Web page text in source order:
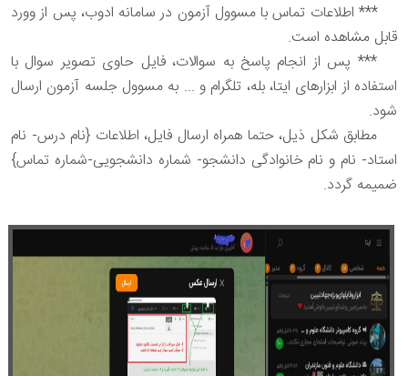
*** اطلاعات تماس با مسوول آزمون در سامانه ادوب، پس از وورد
قابل مشاهده است.
*** پس از انجام پاسخ به سوالات، فایل حاوی تصویر سوال با
استفاده از ابزارهای ایتا، بله، تلگرام و ... به مسوول جلسه آزمون ارسال
شود.
مطابق شکل ذیل، حتما همراه ارسال فایل، اطلاعات {نام درس- نام
استاد- نام و نام خانوادگی دانشجو- شماره دانشجویی-شماره تماس}
ضمیمه گردد.